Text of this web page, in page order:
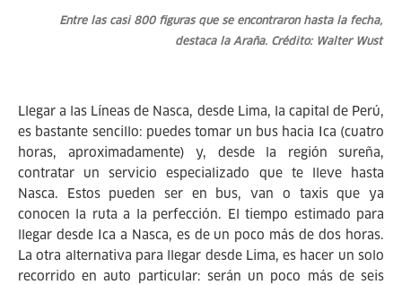
Entre las casi 800 figuras que se encontraron hasta la fecha,
destaca la Araña. Crédito: Walter Wust
Llegar a las Líneas de Nasca, desde Lima, la capital de Perú,
es bastante sencillo: puedes tomar un bus hacia Ica (cuatro
horas, aproximadamente) y, desde la región sureña,
contratar un servicio especializado que te lleve hasta
Nasca. Estos pueden ser en bus, van o taxis que ya
conocen la ruta a la perfección. El tiempo estimado para
llegar desde Ica a Nasca, es de un poco más de dos horas.
La otra alternativa para llegar desde Lima, es hacer un solo
recorrido en auto particular: serán un poco más de seis